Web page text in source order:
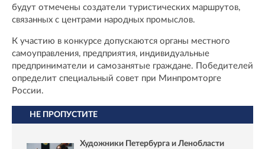
будут отмечены создатели туристических маршрутов,
связанных с центрами народных промыслов.
К участию в конкурсе допускаются органы местного
самоуправления, предприятия, индивидуальные
предприниматели и самозанятые граждане. Победителей
определит специальный совет при Минпромторге
России.
НЕ ПРОПУСТИТЕ
Художники Петербурга и Ленобласти